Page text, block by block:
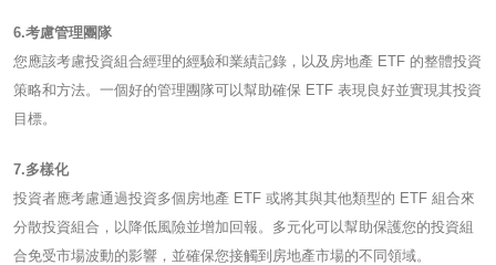
6.考慮管理團隊
您應該考慮投資組合經理的經驗和業績記錄，以及房地產 ETF 的整體投資
策略和方法。一個好的管理團隊可以幫助確保 ETF 表現良好並實現其投資
目標。
7.多樣化
投資者應考慮通過投資多個房地產 ETF 或將其與其他類型的 ETF 組合來
分散投資組合，以降低風險並增加回報。多元化可以幫助保護您的投資組
合免受市場波動的影響，並確保您接觸到房地產市場的不同領域。